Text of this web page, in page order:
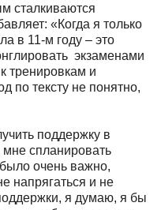
сталкиваются
«Когда я только
в 11-м году – это
экзаменами
тренировкам и
по тексту не понятно,
поддержку в
мне спланировать
очень важно,
напрягаться и не
я думаю, я бы